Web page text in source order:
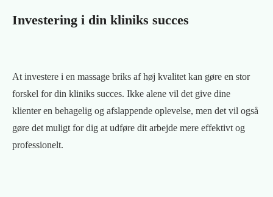
Investering i din kliniks succes
At investere i en massage briks af høj kvalitet kan gøre en stor
forskel for din kliniks succes. Ikke alene vil det give dine
klienter en behagelig og afslappende oplevelse, men det vil også
gøre det muligt for dig at udføre dit arbejde mere effektivt og
professionelt.